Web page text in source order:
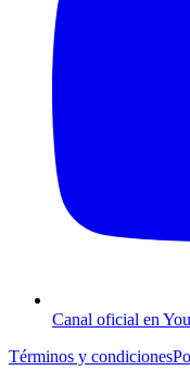
Canal oficial en
Términos y condiciones